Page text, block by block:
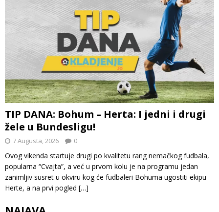
TIP DANA: Bohum – Herta: I jedni i drugi
žele u Bundesligu!
7 Augusta, 2026 0
Ovog vikenda startuje drugi po kvalitetu rang nemačkog fudbala,
popularna “Cvajta”, a već u prvom kolu je na programu jedan
zanimljiv susret u okviru kog će fudbaleri Bohuma ugostiti ekipu
Herte, a na prvi pogled […]